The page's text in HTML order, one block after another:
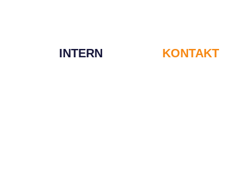
INTERN KONTAKT